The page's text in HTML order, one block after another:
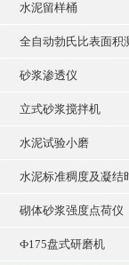
水泥留样桶
全自动勃氏比表面积
砂浆渗透仪
立式砂浆搅拌机
水泥试验小磨
水泥标准稠度及凝结
砌体砂浆强度点荷仪
Ф175盘式研磨机